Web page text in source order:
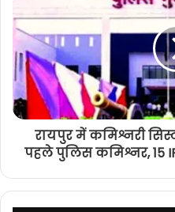
रायपुर में कमिश्नरी
पहले पुलिस कमिश्नर, 15